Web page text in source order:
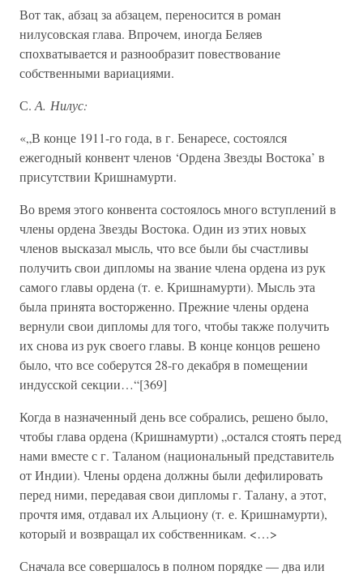
Вот так, абзац за абзацем, переносится в роман
нилусовская глава. Впрочем, иногда Беляев
спохватывается и разнообразит повествование
собственными вариациями.
С. А. Нилус:
«„В конце 1911-го года, в г. Бенаресе, состоялся
ежегодный конвент членов ‘Ордена Звезды Востока’ в
присутствии Кришнамурти.
Во время этого конвента состоялось много вступлений в
члены ордена Звезды Востока. Один из этих новых
членов высказал мысль, что все были бы счастливы
получить свои дипломы на звание члена ордена из рук
самого главы ордена (т. е. Кришнамурти). Мысль эта
была принята восторженно. Прежние члены ордена
вернули свои дипломы для того, чтобы также получить
их снова из рук своего главы. В конце концов решено
было, что все соберутся 28-го декабря в помещении
индусской секции…“[369]
Когда в назначенный день все собрались, решено было,
чтобы глава ордена (Кришнамурти) „остался стоять перед
нами вместе с г. Таланом (национальный представитель
от Индии). Члены ордена должны были дефилировать
перед ними, передавая свои дипломы г. Талану, а этот,
прочтя имя, отдавал их Альциону (т. е. Кришнамурти),
который и возвращал их собственникам. <…>
Сначала все совершалось в полном порядке — два или